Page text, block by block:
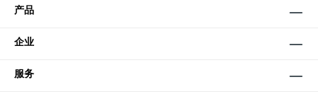
产品
企业
服务